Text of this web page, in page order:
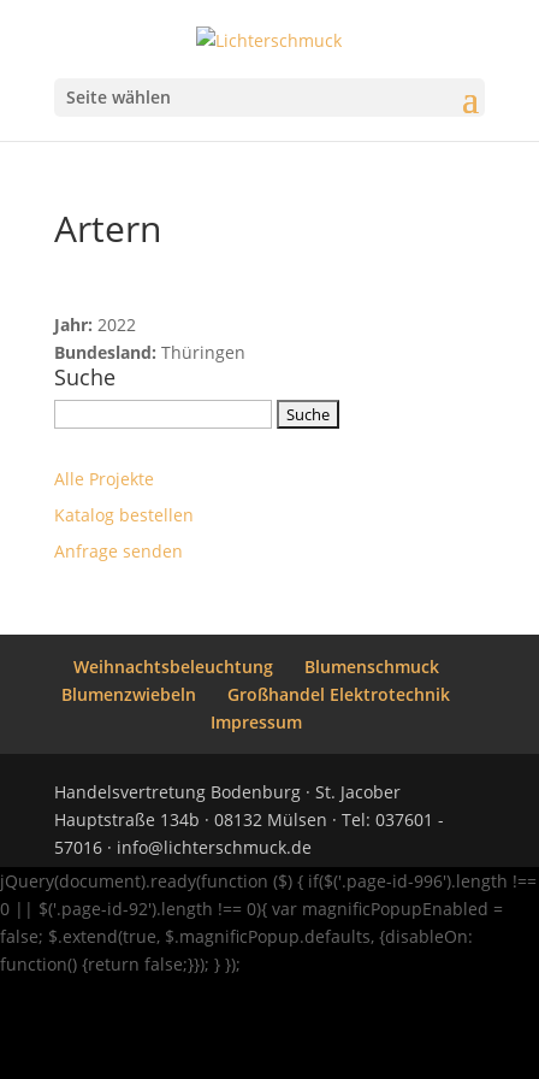
Seite wählen
Artern
Jahr: 2022
Bundesland: Thüringen
Suche
Alle Projekte
Katalog bestellen
Anfrage senden
Weihnachtsbeleuchtung
Blumenschmuck
Blumenzwiebeln
Großhandel Elektrotechnik
Impressum
Handelsvertretung Bodenburg · St. Jacober
Hauptstraße 134b · 08132 Mülsen · Tel: 037601 -
57016 · info@lichterschmuck.de
jQuery(document).ready(function ($) { if($('.page-id-996').length !==
0 || $('.page-id-92').length !== 0){ var magnificPopupEnabled =
false; $.extend(true, $.magnificPopup.defaults, {disableOn:
function() {return false;}}); } });